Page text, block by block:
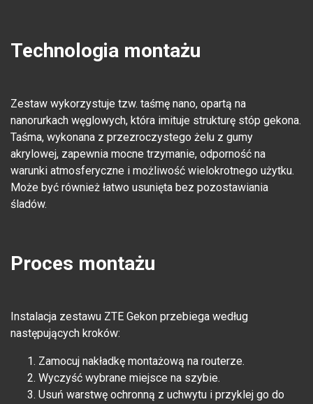
Technologia montażu
Zestaw wykorzystuje tzw. taśmę nano, opartą na
nanorurkach węglowych, która imituje strukturę stóp gekona.
Taśma, wykonana z przezroczystego żelu z gumy
akrylowej, zapewnia mocne trzymanie, odporność na
warunki atmosferyczne i możliwość wielokrotnego użytku.
Może być również łatwo usunięta bez pozostawiania
śladów.
Proces montażu
Instalacja zestawu ZTE Gekon przebiega według
następujących kroków:
Zamocuj nakładkę montażową na routerze.
Wyczyść wybrane miejsce na szybie.
Usuń warstwę ochronną z uchwytu i przyklej go do